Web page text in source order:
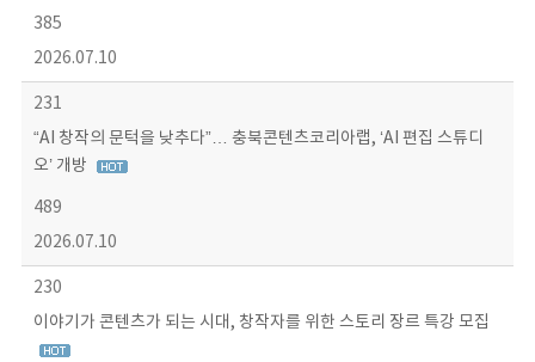
385
2026.07.10
231
“AI 창작의 문턱을 낮추다”… 충북콘텐츠코리아랩, ‘AI 편집 스튜디
오’ 개방
489
2026.07.10
230
이야기가 콘텐츠가 되는 시대, 창작자를 위한 스토리 장르 특강 모집